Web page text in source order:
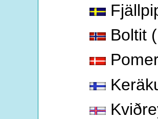
Boltit